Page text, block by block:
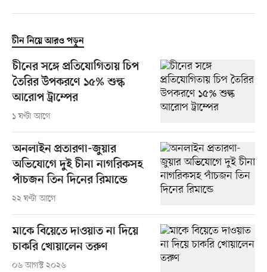
চীন নিয়ে আরও পড়ুন
চীনের সঙ্গে প্রতিযোগিতায় চিপ
তৈরির উপকরণে ১৫% শুল্ক
আরোপ ট্রাম্পের
১ ঘণ্টা আগে
অনলাইন প্রতারণা-জুয়ার
অভিযোগে দুই চীনা নাগরিকসহ
পাঁচজন তিন দিনের রিমান্ডে
২২ ঘণ্টা আগে
মাকে বিয়েতে দাওয়াত না দিয়ে
চাকরি খোয়ালেন তরুণ
০৬ আগস্ট ২০২৬